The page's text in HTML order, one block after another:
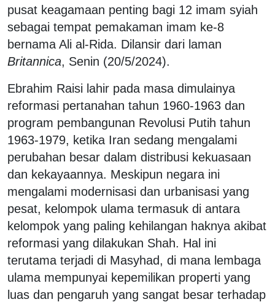
pusat keagamaan penting bagi 12 imam syiah
sebagai tempat pemakaman imam ke-8
bernama Ali al-Rida. Dilansir dari laman
Britannica, Senin (20/5/2024).
Ebrahim Raisi lahir pada masa dimulainya
reformasi pertanahan tahun 1960-1963 dan
program pembangunan Revolusi Putih tahun
1963-1979, ketika Iran sedang mengalami
perubahan besar dalam distribusi kekuasaan
dan kekayaannya. Meskipun negara ini
mengalami modernisasi dan urbanisasi yang
pesat, kelompok ulama termasuk di antara
kelompok yang paling kehilangan haknya akibat
reformasi yang dilakukan Shah. Hal ini
terutama terjadi di Masyhad, di mana lembaga
ulama mempunyai kepemilikan properti yang
luas dan pengaruh yang sangat besar terhadap